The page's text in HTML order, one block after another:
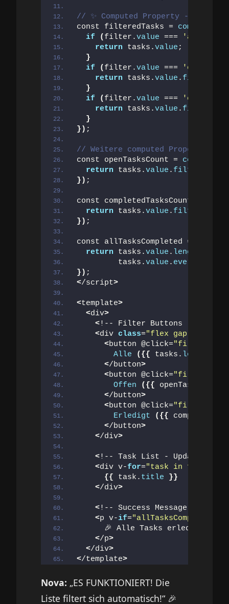
// ✨ Computed Property -
const filteredTasks = computed
if
( filter.value === 'all'
return tasks.value ;
}
if
( filter.value === 'open'
return tasks.value . filter
}
if
( filter.value ===
return tasks.value . filter
}
}) ;
// Weitere computed Properties
const openTasksCount = computed
return tasks.value . filter
}) ;
const completedTasksCount =
return tasks.value . filter
}) ;
const allTasksCompleted =
return tasks.value . length
         tasks.
value . every
}) ;
</script>
<template>
<div>
<!-- Filter Buttons --
<div class="flex gap-2 mb-4"
<button @click="filter =
Alle
({{ tasks. length
</button>
<button @click="filter =
Offen
({{ openTasksCount
</button>
<button @click="filter =
Erledigt
({{
</button>
</div>
<!-- Task List - Updated
<div v-for="task in
{{ task. title
}}
</div>
<!-- Success Message --
<p v-if="allTasksCompleted"
🎉 Alle Tasks erledigt!
</p>
</div>
</template>
Nova: „ES FUNKTIONIERT! Die
Liste filtert sich automatisch!“ 🎉